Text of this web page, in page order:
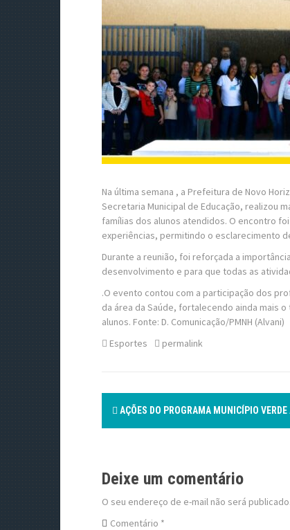
Na última semana , a Prefeitura de Novo
Secretaria Municipal de Educação, realizou
famílias dos alunos atendidos. O encontro
experiências, permitindo o esclarecimento
Durante a reunião, foi reforçada a
desenvolvimento e para que todas as
.O evento contou com a participação dos
da área da Saúde, fortalecendo ainda mais
alunos. Fonte: D. Comunicação/PMNH (Alvani)
Esportes
permalink
P
o
t
n
AÇÕES DO PROGRAMA MUNICÍPIO
Deixe um comentário
O seu endereço de e-mail não será publicado.
Comentário *